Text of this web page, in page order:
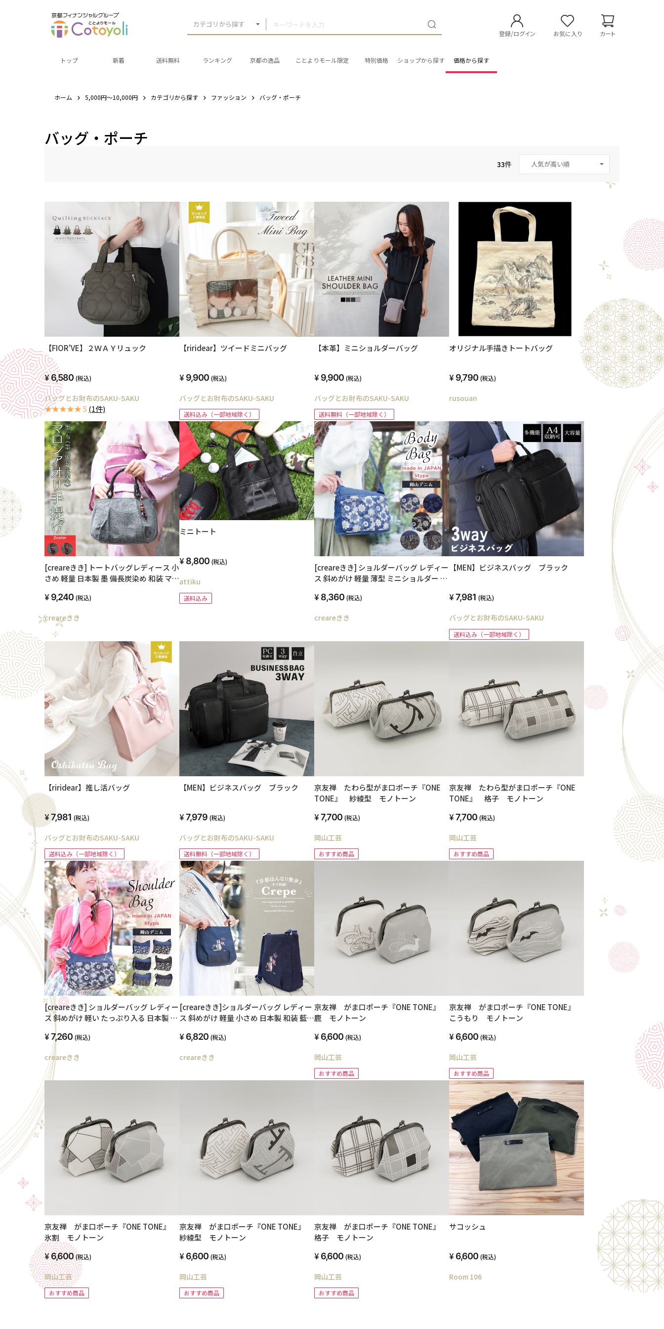
カテゴリから探す
登録/ログイン お気に入り カート
トップ 新着 送料無料 ランキング 京都の逸品 ことよりモール限定 特別価格 ショップから探す 価格から探す
ホーム 5,000円～10,000円 カテゴリから探す ファッション バッグ・ポーチ
バッグ・ポーチ
33件
【FIOR'VE】２ＷＡＹリュック
6,580 (税込)
バッグとお財布のSAKU-SAKU
★★★★★ 5 (1件)
【riridear】ツイードミニバッグ
9,900 (税込)
バッグとお財布のSAKU-SAKU
送料込み（一部地域除く）
【本革】ミニショルダーバッグ
9,900 (税込)
バッグとお財布のSAKU-SAKU
送料無料（一部地域除く）
オリジナル手描きトートバッグ
9,790 (税込)
rusouan
[creareきき] トートバッグレディース 小
さめ 軽量 日本製 墨 備長炭染め 和装 マロ
9,240 (税込)
creareきき
ミニトート
8,800 (税込)
attiku
送料込み
[creareきき] ショルダーバッグ レディー
ス 斜めがけ 軽量 薄型 ミニショルダー 日
バッグ 京都 お母さん 誕生日 プレゼント
8,360 (税込)
creareきき
【MEN】ビジネスバッグ ブラック
7,981 (税込)
バッグとお財布のSAKU-SAKU
送料込み（一部地域除く）
【riridear】推し活バッグ
7,981 (税込)
バッグとお財布のSAKU-SAKU
送料込み（一部地域除く）
【MEN】ビジネスバッグ ブラック
7,979 (税込)
バッグとお財布のSAKU-SAKU
送料無料（一部地域除く）
京友禅 たわら型がま口ポーチ『ONE
TONE』 紗綾型 モノトーン
7,700 (税込)
岡山工芸
おすすめ商品
京友禅 たわら型がま口ポーチ『ONE
TONE』 格子 モノトーン
7,700 (税込)
岡山工芸
おすすめ商品
[creareきき] ショルダーバッグ レディー
ス 斜めがけ 軽い たっぷり入る 日本製 岡
山デニム マーガレットショルダー お母
さん 誕生日 プレゼント DJ-13m
7,260 (税込)
creareきき
[creareきき]ショルダーバッグ レディー
ス 斜めがけ 軽量 小さめ 日本製 和装 藍
ん 誕生日 プレゼント IZ-20Sn (猫)
6,820 (税込)
creareきき
京友禅 がま口ポーチ『ONE TONE』
鹿 モノトーン
6,600 (税込)
岡山工芸
おすすめ商品
京友禅 がま口ポーチ『ONE TONE』
こうもり モノトーン
6,600 (税込)
岡山工芸
おすすめ商品
京友禅 がま口ポーチ『ONE TONE』
氷割 モノトーン
6,600(税込)
岡山工芸
おすすめ商品
京友禅 がま口ポーチ『ONE TONE』
紗綾型 モノトーン
6,600 (税込)
岡山工芸
おすすめ商品
京友禅 がま口ポーチ『ONE TONE』
格子 モノトーン
6,600 (税込)
岡山工芸
おすすめ商品
サコッシュ
6,600 (税込)
Room 106